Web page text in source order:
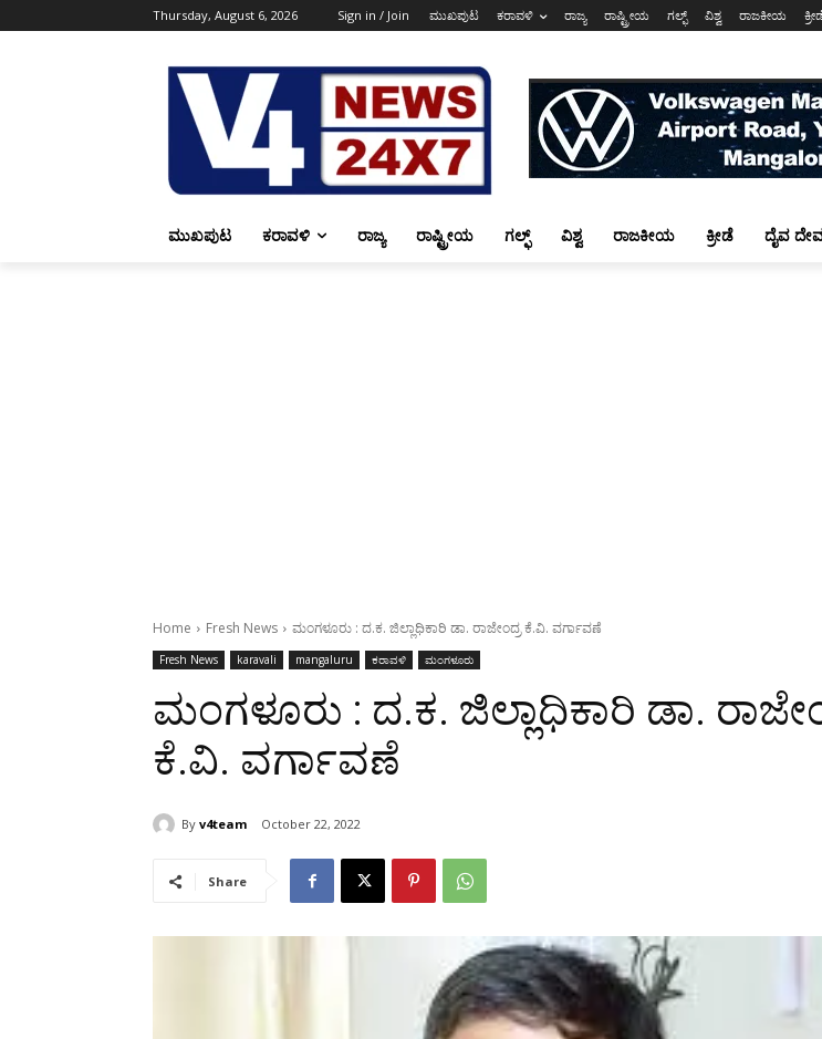
Thursday, August 6, 2026 Sign in / Join ಮುಖಪುಟ ಕರಾವಳಿ ರಾಜ್ಯ ರಾಷ್ಟ್ರೀಯ ಗಲ್ಫ್ ವಿಶ್ವ ರಾಜಕೀಯ
ಮುಖಪುಟ ಕರಾವಳಿ ರಾಜ್ಯ ರಾಷ್ಟ್ರೀಯ ಗಲ್ಫ್ ವಿಶ್ವ ರಾಜಕೀಯ ಕ್ರೀಡೆ ದೈವ
Home Fresh News ಮಂಗಳೂರು : ದ.ಕ. ಜಿಲ್ಲಾಧಿಕಾರಿ ಡಾ. ರಾಜೇಂದ್ರ ಕೆ.ವಿ. ವರ್ಗಾವಣೆ
Fresh News karavali mangaluru ಕರಾವಳಿ ಮಂಗಳೂರು
ಮಂಗಳೂರು : ದ.ಕ. ಜಿಲ್ಲಾಧಿಕಾರಿ ಡಾ.
ಕೆ.ವಿ. ವರ್ಗಾವಣೆ
By v4team October 22, 2022
Share